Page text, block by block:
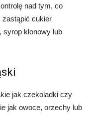
nad tym, co
zastąpić cukier
syrop klonowy lub
jak czekoladki czy
jak owoce, orzechy lub